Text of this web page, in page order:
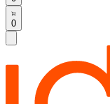
0